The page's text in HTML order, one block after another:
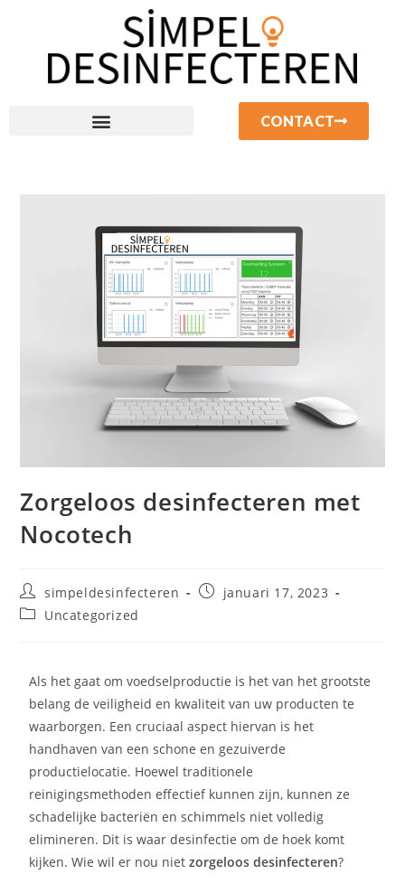
CONTACT
Zorgeloos desinfecteren met
Nocotech
simpeldesinfecteren
januari 17, 2023
Uncategorized
Als het gaat om voedselproductie is het van het grootste
belang de veiligheid en kwaliteit van uw producten te
waarborgen. Een cruciaal aspect hiervan is het
handhaven van een schone en gezuiverde
productielocatie. Hoewel traditionele
reinigingsmethoden effectief kunnen zijn, kunnen ze
schadelijke bacteriën en schimmels niet volledig
elimineren. Dit is waar desinfectie om de hoek komt
kijken. Wie wil er nou nietzorgeloos desinfecteren?